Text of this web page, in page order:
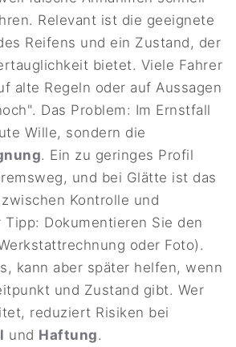
Relevant ist die geeignete
Reifens und ein Zustand, der
bietet. Viele Fahrer
alte Regeln oder auf Aussagen
Das Problem: Im Ernstfall
Wille, sondern die
. Ein zu geringes Profil
und bei Glätte ist das
Kontrolle und
Tipp: Dokumentieren Sie den
oder Foto).
kann aber später helfen, wenn
und Zustand gibt. Wer
reduziert Risiken bei
und Haftung.